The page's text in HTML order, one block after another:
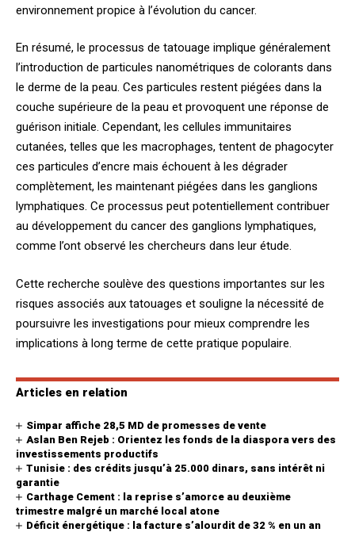
environnement propice à l’évolution du cancer.
En résumé, le processus de tatouage implique généralement
l’introduction de particules nanométriques de colorants dans
le derme de la peau. Ces particules restent piégées dans la
couche supérieure de la peau et provoquent une réponse de
guérison initiale. Cependant, les cellules immunitaires
cutanées, telles que les macrophages, tentent de phagocyter
ces particules d’encre mais échouent à les dégrader
complètement, les maintenant piégées dans les ganglions
lymphatiques. Ce processus peut potentiellement contribuer
au développement du cancer des ganglions lymphatiques,
comme l’ont observé les chercheurs dans leur étude.
Cette recherche soulève des questions importantes sur les
risques associés aux tatouages et souligne la nécessité de
poursuivre les investigations pour mieux comprendre les
implications à long terme de cette pratique populaire.
Articles en relation
Simpar affiche 28,5 MD de promesses de vente
Aslan Ben Rejeb : Orientez les fonds de la diaspora vers des
investissements productifs
Tunisie : des crédits jusqu’à 25.000 dinars, sans intérêt ni
garantie
Carthage Cement : la reprise s’amorce au deuxième
trimestre malgré un marché local atone
Déficit énergétique : la facture s’alourdit de 32 % en un an